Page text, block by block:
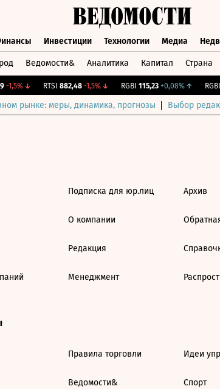
Инвестиции Технологии Медиа
Ведомости& Аналитика Капитал Страна
-1,5%↓ RTSI 882,48 -1,5%↓ RGBI 115,23 +0,08%↑
рынке: меры, динамика, прогнозы Выбор
Подписка для юр.лиц
О компании
Редакция
Менеджмент
Архив
Правила торговли
Ведомости&
Идеи
Спорт